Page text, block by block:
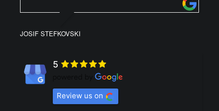
JOSIF STEFKOVSKI
5
Review us on